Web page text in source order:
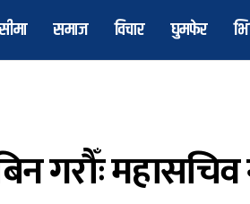
समाज विचार घुमफेर
गरौँः